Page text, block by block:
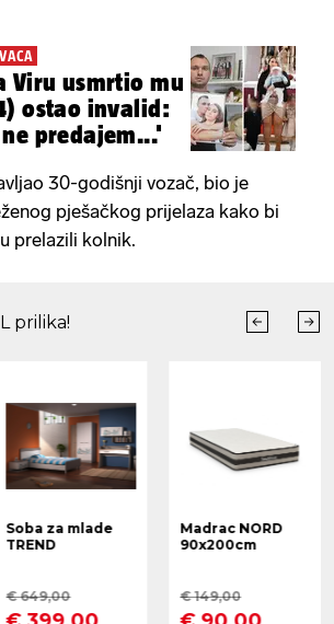
Viru usmrtio mu
ostao invalid:
predajem...'
30-godišnji vozač, bio je
pješačkog prijelaza kako bi
prelazili kolnik.